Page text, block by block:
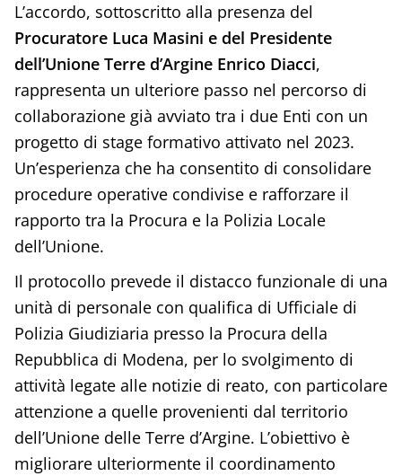
L’accordo, sottoscritto alla presenza del
Procuratore Luca Masini e del Presidente
dell’Unione Terre d’Argine Enrico Diacci,
rappresenta un ulteriore passo nel percorso di
collaborazione già avviato tra i due Enti con un
progetto di stage formativo attivato nel 2023.
Un’esperienza che ha consentito di consolidare
procedure operative condivise e rafforzare il
rapporto tra la Procura e la Polizia Locale
dell’Unione.
Il protocollo prevede il distacco funzionale di una
unità di personale con qualifica di Ufficiale di
Polizia Giudiziaria presso la Procura della
Repubblica di Modena, per lo svolgimento di
attività legate alle notizie di reato, con particolare
attenzione a quelle provenienti dal territorio
dell’Unione delle Terre d’Argine. L’obiettivo è
migliorare ulteriormente il coordinamento